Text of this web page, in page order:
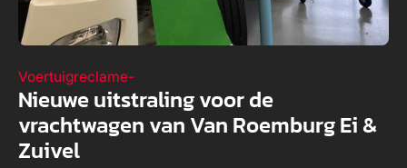
Voertuigreclame-
Nieuwe uitstraling voor de
vrachtwagen van Van Roemburg Ei &
Zuivel